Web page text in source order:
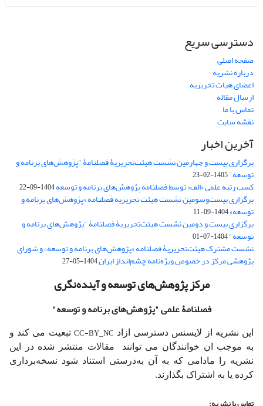
دسترسی سریع
صفحه اصلی
درباره نشریه
اعضای هیات تحریریه
ارسال مقاله
تماس با ما
نقشه سایت
آخرین اخبار
برگزاری بیست و چهارمین نشست هیئت‌تحریریۀ فصلنامۀ "پژوهش‌های برنامه و
توسعه"1405-02-23
کسب رتبه علمی «الف» توسط فصلنامه پژوهش‌های برنامه و توسعه1404-09-22
برگزاری بیست‌وسومین نشست هیئت‌ تحریریه فصلنامه «پژوهش‌های برنامه و
توسعه»1404-09-11
برگزاری بیست و دومین نشست هیئت‌تحریریۀ فصلنامۀ "پژوهش‌های برنامه و
توسعه"1404-07-01
نشست مشترک هیئت‌تحریریۀ فصلنامه «پژوهش‌های برنامه و توسعه» و شورای
پژوهشی مرکز در خصوص ویژه‌نامه چشم‌انداز ایران1404-05-27
مرکز پژوهش‌های توسعه و آینده‌نگری
فصلنامۀ علمی"پژوهش‌های برنامه و توسعه"
این نشریه از لایسنس دسترسی ازاد CC-BY_NC تبعیت می کند و
به موجب ان خوانندگان می توانند مقالات منتشر شده در این
نشریه را مادامی که به آن‌ به‌درستی استناد شود نسخه‌برداری
کرده یا به اشتراک بگذارند.